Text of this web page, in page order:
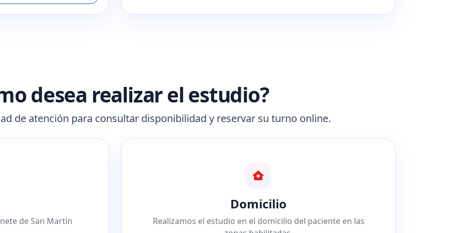
desea realizar el estudio?
de atención para consultar disponibilidad y reservar su turno online.
de San Martín
Domicilio
Realizamos el estudio en el domicilio del paciente en las